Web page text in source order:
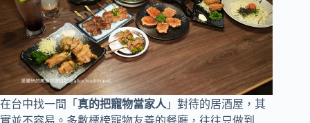
在台中找一間「 真的把寵物當家人 」對待的居酒屋，其
實並不容易。多數標榜寵物友善的餐廳，往往只做到